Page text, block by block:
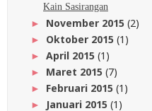
Kain Sasirangan
► November 2015 (2)
► Oktober 2015 (1)
► April 2015 (1)
► Maret 2015 (7)
► Februari 2015 (1)
► Januari 2015 (1)